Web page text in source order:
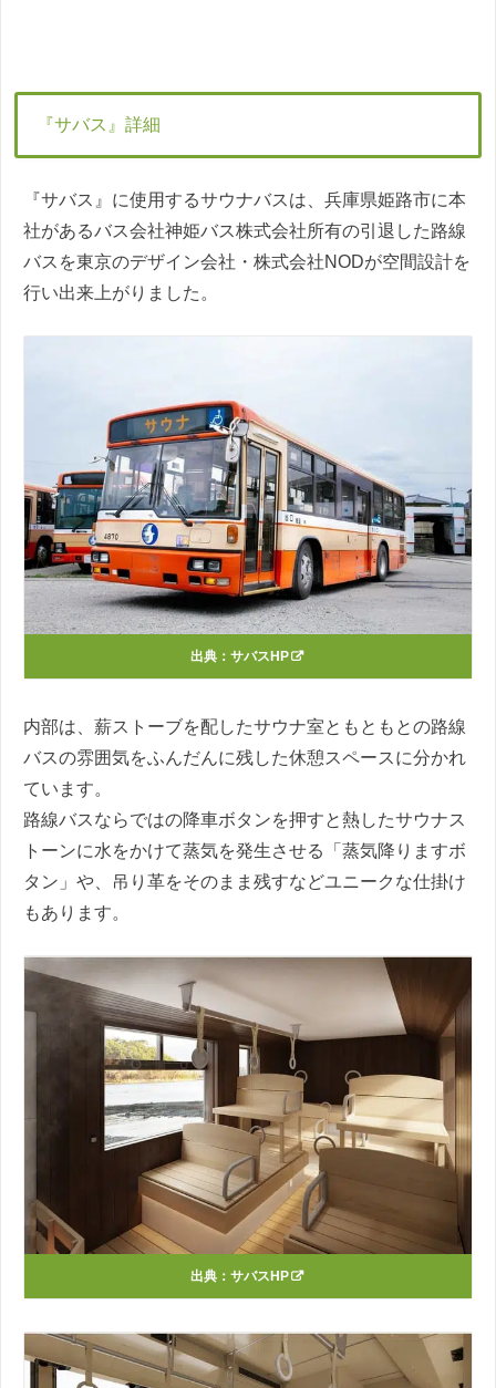
『サバス』詳細
『サバス』に使用するサウナバスは、兵庫県姫路市に本
社があるバス会社神姫バス株式会社所有の引退した路線
バスを東京のデザイン会社・株式会社NODが空間設計を
行い出来上がりました。
出典： サバスHP
内部は、薪ストーブを配したサウナ室ともともとの路線
バスの雰囲気をふんだんに残した休憩スペースに分かれ
ています。
路線バスならではの降車ボタンを押すと熱したサウナス
トーンに水をかけて蒸気を発生させる「蒸気降りますボ
タン」や、吊り革をそのまま残すなどユニークな仕掛け
もあります。
出典： サバスHP